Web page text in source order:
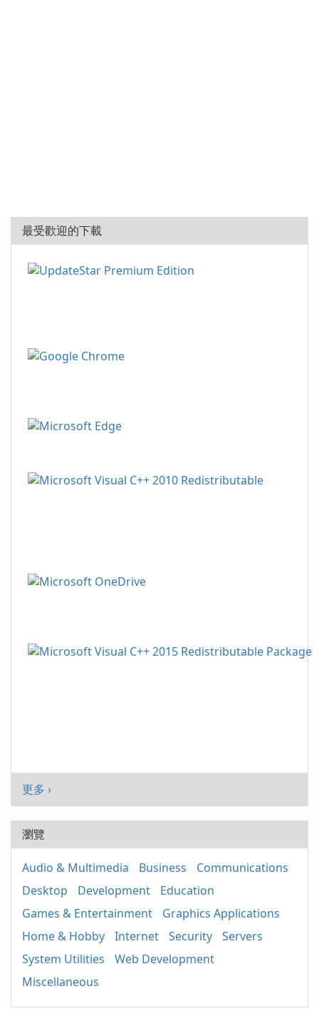
最受歡迎的下載
更多 ›
瀏覽
Audio & Multimedia Business
Communications
Desktop
Development
Education
Games & Entertainment
Graphics Applications
Home & Hobby
Internet Security
Servers
System Utilities
Web Development
Miscellaneous